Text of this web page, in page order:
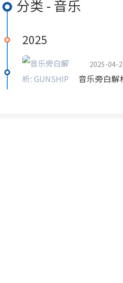
分类 - 音乐
2025
2025-04-
音乐旁白